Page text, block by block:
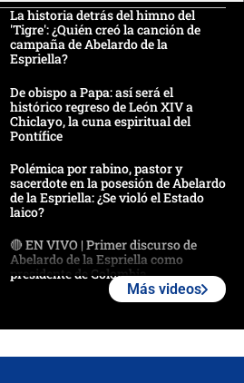
La historia detrás del himno del
'Tigre': ¿Quién creó la canción de
campaña de Abelardo de la
Espriella?
De obispo a Papa: así será el
histórico regreso de León XIV a
Chiclayo, la cuna espiritual del
Pontífice
Polémica por rabino, pastor y
sacerdote en la posesión de Abelardo
de la Espriella: ¿Se violó el Estado
laico?
🔴 EN VIVO | Primer discurso de
Abelardo de la Espriella como
presidente de Colombia
Más videos